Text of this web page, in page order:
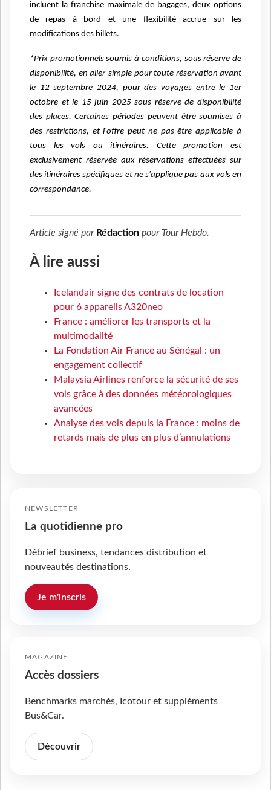
incluent la franchise maximale de bagages, deux options
de repas à bord et une flexibilité accrue sur les
modifications des billets.
*Prix promotionnels soumis à conditions, sous réserve de
disponibilité, en aller-simple pour toute réservation avant
le 12 septembre 2024, pour des voyages entre le 1er
octobre et le 15 juin 2025 sous réserve de disponibilité
des places. Certaines périodes peuvent être soumises à
des restrictions, et l'offre peut ne pas être applicable à
tous les vols ou itinéraires. Cette promotion est
exclusivement réservée aux réservations effectuées sur
des itinéraires spécifiques et ne s'applique pas aux vols en
correspondance.
Article signé par Rédaction pour Tour Hebdo.
À lire aussi
Icelandair signe des contrats de location
pour 6 appareils A320neo
France : améliorer les transports et la
multimodalité
La Fondation Air France au Sénégal : un
engagement collectif
Malaysia Airlines renforce la sécurité de ses
vols grâce à des données météorologiques
avancées
Analyse des vols depuis la France : moins de
retards mais de plus en plus d’annulations
NEWSLETTER
La quotidienne pro
Débrief business, tendances distribution et
nouveautés destinations.
Je m'inscris
MAGAZINE
Accès dossiers
Benchmarks marchés, Icotour et suppléments
Bus&Car.
Découvrir